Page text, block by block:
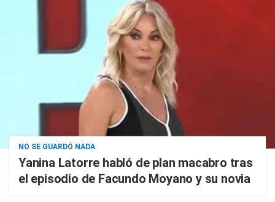
NO SE GUARDÓ NADA
Yanina Latorre habló de plan macabro tras
el episodio de Facundo Moyano y su novia